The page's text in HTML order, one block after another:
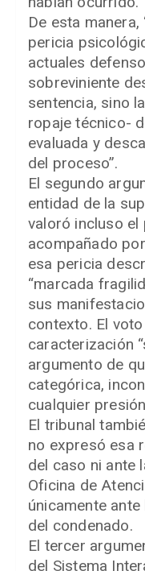
De esta manera,
pericia
actuales
sobreviniente
sentencia, sino
ropaje técnico-
evaluada y
del proceso”.
El segundo
entidad de la
valoró incluso
acompañado
esa pericia
“marcada
sus
contexto. El
caracterización
argumento de
categórica,
cualquier
El tribunal
no expresó esa
del caso ni ante
Oficina de
únicamente
del condenado.
El tercer
del Sistema